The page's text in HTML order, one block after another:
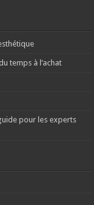
temps à l’achat
pour les experts